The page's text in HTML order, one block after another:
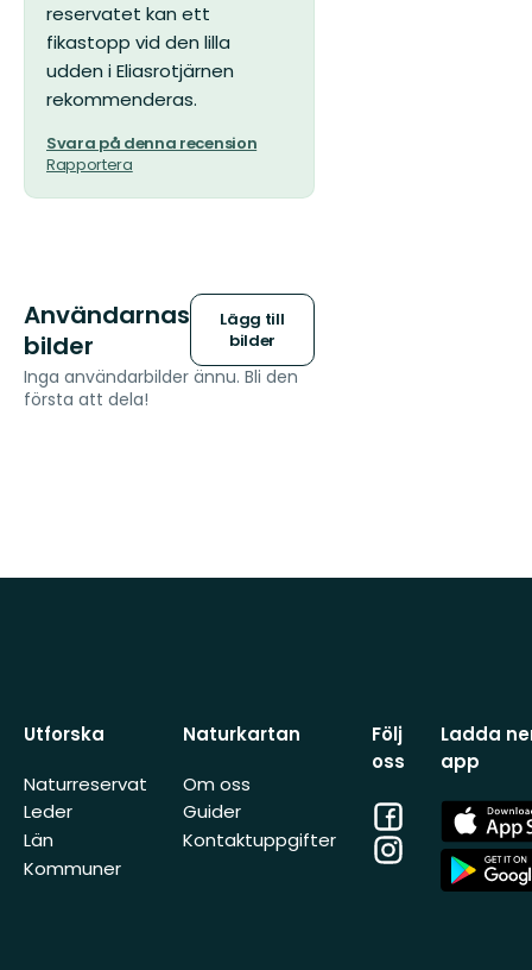
reservatet kan ett
fikastopp vid den lilla
udden i Eliasrotjärnen
rekommenderas.
Svara på denna recension
Rapportera
Användarnas
bilder
Lägg till
bilder
Inga användarbilder ännu. Bli den
första att dela!
Utforska
Naturreservat
Leder
Län
Kommuner
Naturkartan
Om oss
Guider
Kontaktuppgifter
Följ
oss
Facebook
Instagram
Ladda
app
App
Store
App
Store